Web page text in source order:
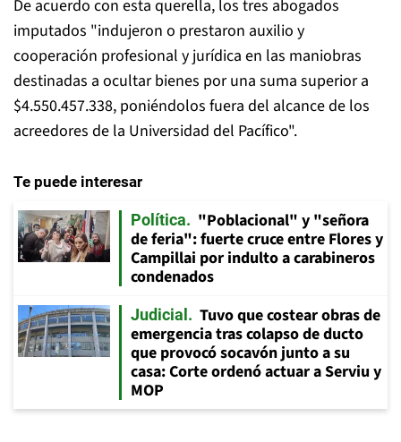
De acuerdo con esta querella, los tres abogados
imputados "indujeron o prestaron auxilio y
cooperación profesional y jurídica en las maniobras
destinadas a ocultar bienes por una suma superior a
$4.550.457.338, poniéndolos fuera del alcance de los
acreedores de la Universidad del Pacífico".
Te puede interesar
Política
"Poblacional" y "señora
de feria": fuerte cruce entre Flores y
Campillai por indulto a carabineros
condenados
Judicial
Tuvo que costear obras de
emergencia tras colapso de ducto
que provocó socavón junto a su
casa: Corte ordenó actuar a Serviu y
MOP